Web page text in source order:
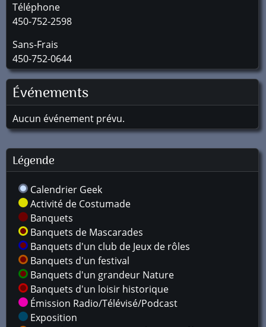
Téléphone
450-752-2598
Sans-Frais
450-752-0644
Événements
Aucun événement prévu.
Légende
Calendrier Geek
Activité de Costumade
Banquets
Banquets de Mascarades
Banquets d'un club de Jeux de rôles
Banquets d'un festival
Banquets d'un grandeur Nature
Banquets d'un loisir historique
Émission Radio/Télévisé/Podcast
Exposition